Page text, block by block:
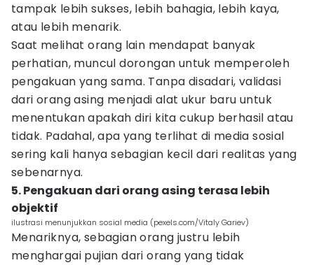
tampak lebih sukses, lebih bahagia, lebih kaya,
atau lebih menarik.
Saat melihat orang lain mendapat banyak
perhatian, muncul dorongan untuk memperoleh
pengakuan yang sama. Tanpa disadari, validasi
dari orang asing menjadi alat ukur baru untuk
menentukan apakah diri kita cukup berhasil atau
tidak. Padahal, apa yang terlihat di media sosial
sering kali hanya sebagian kecil dari realitas yang
sebenarnya.
5. Pengakuan dari orang asing terasa lebih
objektif
ilustrasi menunjukkan sosial media (pexels.com/Vitaly Gariev)
Menariknya, sebagian orang justru lebih
menghargai pujian dari orang yang tidak